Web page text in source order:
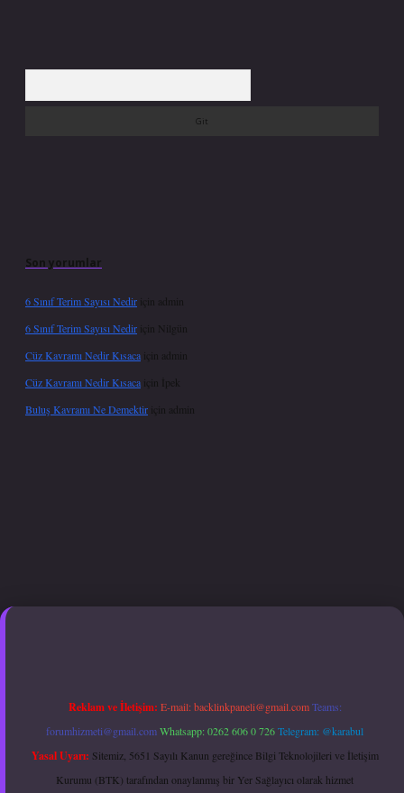
Son yorumlar
6 Sınıf Terim Sayısı Nedir için
admin
6 Sınıf Terim Sayısı Nedir için Nilgün
Cüz Kavramı Nedir Kısaca için
admin
Cüz Kavramı Nedir Kısaca için İpek
Buluş Kavramı Ne Demektir için admin
giriş adresi güncellendibetexper.xyzhiltonbet güncel giriş
Reklam ve İletişim: E-mail:backlinkpaneli@gmail.com Teams:
forumhizmeti@gmail.comWhatsapp: 0262 606 0 726Telegram: @karabul
Yasal Uyarı: Sitemiz, 5651 Sayılı Kanun gereğince Bilgi Teknolojileri ve İletişim
Kurumu (BTK) tarafından onaylanmış bir Yer Sağlayıcı olarak hizmet